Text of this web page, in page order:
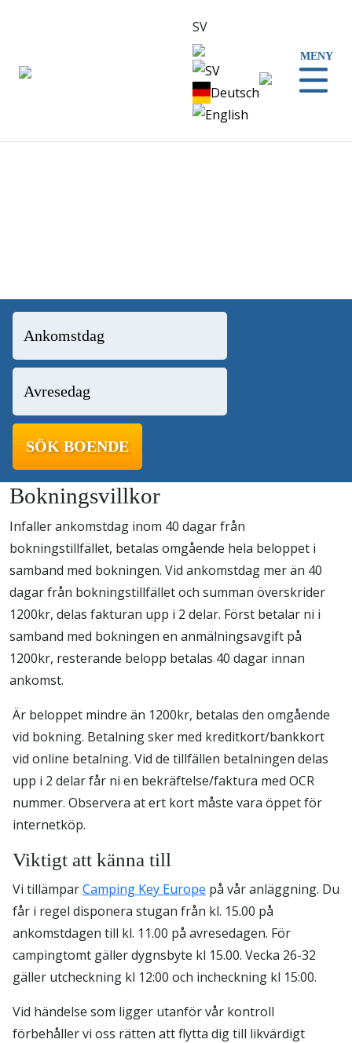
SV
SV
Deutsch
English
MENY
Bokningsvillkor
Infaller ankomstdag inom 40 dagar från
bokningstillfället, betalas omgående hela beloppet i
samband med bokningen. Vid ankomstdag mer än 40
dagar från bokningstillfället och summan överskrider
1200kr, delas fakturan upp i 2 delar. Först betalar ni i
samband med bokningen en anmälningsavgift på
1200kr, resterande belopp betalas 40 dagar innan
ankomst.
Är beloppet mindre än 1200kr, betalas den omgående
vid bokning. Betalning sker med kreditkort/bankkort
vid online betalning. Vid de tillfällen betalningen delas
upp i 2 delar får ni en bekräftelse/faktura med OCR
nummer. Observera at ert kort måste vara öppet för
internetköp.
Viktigt att känna till
Vi tillämparCamping Key Europe på vår anläggning. Du
får i regel disponera stugan från kl. 15.00 på
ankomstdagen till kl. 11.00 på avresedagen. För
campingtomt gäller dygnsbyte kl 15.00. Vecka 26-32
gäller utcheckning kl 12:00 och incheckning kl 15:00.
Vid händelse som ligger utanför vår kontroll
förbehåller vi oss rätten att flytta dig till likvärdigt